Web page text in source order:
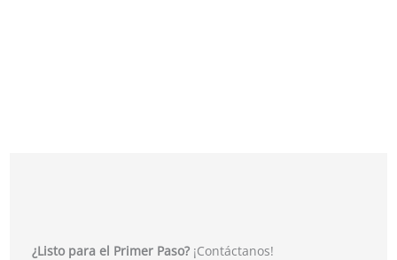
¿Listo para el Primer Paso? ¡Contáctanos!